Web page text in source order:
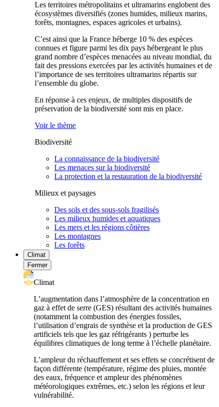
Les territoires métropolitains et ultramarins englobent des
écosystèmes diversifiés (zones humides, milieux marins,
forêts, montagnes, espaces agricoles et urbains).
C’est ainsi que la France héberge 10 % des espèces
connues et figure parmi les dix pays hébergeant le plus
grand nombre d’espèces menacées au niveau mondial, du
fait des pressions exercées par les activités humaines et de
l’importance de ses territoires ultramarins répartis sur
l’ensemble du globe.
En réponse à ces enjeux, de multiples dispositifs de
préservation de la biodiversité sont mis en place.
Voir le thème
Biodiversité
La connaissance de la biodiversité
Les menaces sur la biodiversité
La protection et la restauration de la biodiversité
Milieux et paysages
Des sols et des sous-sols fragilisés
Les milieux humides et aquatiques
Les mers et les régions côtières
Les montagnes
Les forêts
Climat
Fermer
Climat
L’augmentation dans l’atmosphère de la concentration en
gaz à effet de serre (GES) résultant des activités humaines
(notamment la combustion des énergies fossiles,
l’utilisation d’engrais de synthèse et la production de GES
artificiels tels que les gaz réfrigérants ) perturbe les
équilibres climatiques de long terme à l’échelle planétaire.
L’ampleur du réchauffement et ses effets se concrétisent de
façon différente (température, régime des pluies, montée
des eaux, fréquence et ampleur des phénomènes
météorologiques extrêmes, etc.) selon les régions et leur
vulnérabilité.